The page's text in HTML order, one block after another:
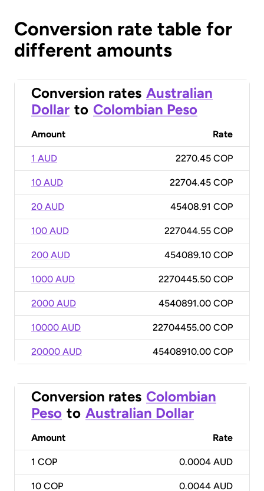
Conversion rate table for
different amounts
Conversion rates Australian
Dollar to Colombian Peso
Amount Rate
1 AUD 2270.45 COP
10 AUD 22704.45 COP
20 AUD 45408.91 COP
100 AUD 227044.55 COP
200 AUD 454089.10 COP
1000 AUD 2270445.50 COP
2000 AUD 4540891.00 COP
10000 AUD 22704455.00 COP
20000 AUD 45408910.00 COP
Conversion rates Colombian
Peso to Australian Dollar
Amount Rate
1 COP 0.0004 AUD
10 COP 0.0044 AUD